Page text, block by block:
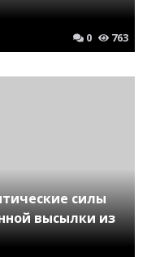
0 763
силы
высылки из